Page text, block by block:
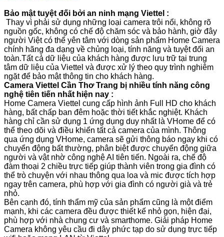
Bảo mật tuyệt đối bởi an ninh mạng Viettel :
Thay vì phải sử dụng những loại camera trôi nổi, không rõ
nguồn gốc, không có chế độ chăm sóc và bảo hành, giờ đây
người Việt có thể yên tâm với dòng sản phẩm Home Camera
chính hãng đa dạng về chủng loại, tính năng và tuyệt đối an
toàn.Tất cả dữ liệu của khách hàng được lưu trữ tại trung
tâm dữ liệu của Viettel và được xử lý theo quy trình nghiêm
ngặt để bảo mật thông tin cho khách hàng.
Camera Viettel Cần Thơ Trang bị nhiều tính năng công
nghệ tiên tiến nhất hiện nay :
Home Camera Viettel cung cấp hình ảnh Full HD cho khách
hàng, bất chấp ban đêm hoặc thời tiết khắc nghiệt. Khách
hàng chỉ cần sử dụng 1 ứng dụng duy nhất là VHome để có
thể theo dõi và điều khiển tất cả camera của mình. Thông
qua ứng dụng VHome, camera sẽ gửi thông báo ngay khi có
chuyển động bất thường, phân biệt được chuyển động giữa
người và vật nhờ công nghệ AI tiên tiến. Ngoài ra, chế độ
đàm thoại 2 chiều trực tiếp giúp thành viên trong gia đình có
thể trò chuyện với nhau thông qua loa và mic được tích hợp
ngay trên camera, phù hợp với gia đình có người già và trẻ
nhỏ.
Bên cạnh đó, tính thẩm mỹ của sản phẩm cũng là một điểm
mạnh, khi các camera đều được thiết kế nhỏ gọn, hiện đại,
phù hợp với nhà chung cư và smarthome. Giải pháp Home
Camera không yêu cầu đi dây phức tạp do sử dụng trực tiếp